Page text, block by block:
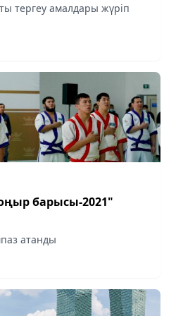
тергеу амалдары жүріп
барысы-2021"
атанды